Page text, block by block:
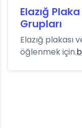
Elazığ
Grupları
Elazığ plakası
öğlenmek için.